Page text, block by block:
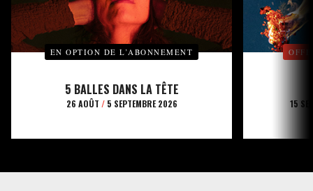
EN OPTION DE L’ABONNEMENT
5 BALLES DANS LA TÊTE
26 AOÛT /5 SEPTEMBRE 2026 15